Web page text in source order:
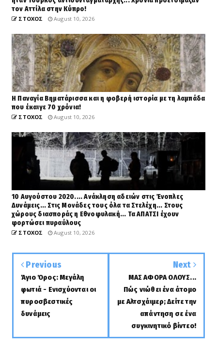
τον Αττίλα στην Κύπρο!
ΣΤΟΧΟΣ August 10, 2026
Η Παναγία Βηματάρισσα και η φοβερή ιστορία με τη λαμπάδα
που έκαιγε 70 χρόνια!
ΣΤΟΧΟΣ August 10, 2026
10 Αυγούστου 2020.... Ανάκληση αδειών στις Ένοπλες
Δυνάμεις... Στις Μονάδες τους όλα τα Στελέχη... Στους
χώρους διασποράς η Εθνοφυλακή... Τα ΑΠΑΤΣΙ έχουν
φορτώσει πυραύλους
ΣΤΟΧΟΣ August 10, 2026
Previous
Άγιο Όρος: Μεγάλη
φωτιά - Ενισχύονται οι
πυροσβεστικές
δυνάμεις
Next
ΜΑΣ ΑΦΟΡΑ ΟΛΟΥΣ...
Πώς νιώθει ένα άτομο
με Αλτσχάιμερ; Δείτε την
απάντηση σε ένα
συγκινητικό βίντεο!